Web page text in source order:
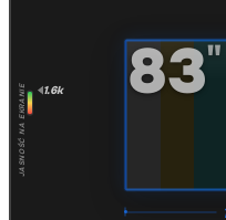
83"
JASNOŚĆ NA EKRANIE 1.6k